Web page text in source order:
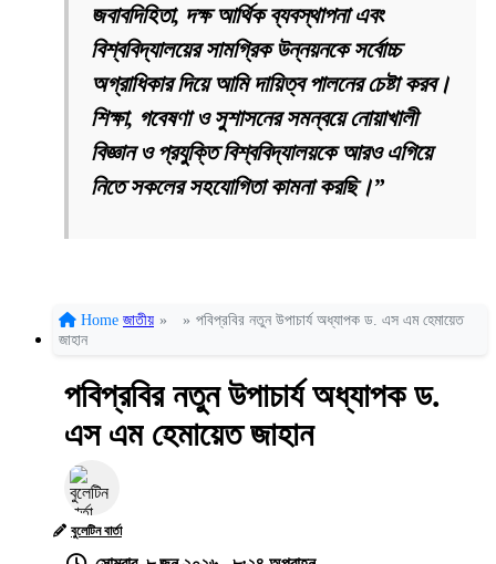
জবাবদিহিতা, দক্ষ আর্থিক ব্যবস্থাপনা এবং
বিশ্ববিদ্যালয়ের সামগ্রিক উন্নয়নকে সর্বোচ্চ
অগ্রাধিকার দিয়ে আমি দায়িত্ব পালনের চেষ্টা করব।
শিক্ষা, গবেষণা ও সুশাসনের সমন্বয়ে নোয়াখালী
বিজ্ঞান ও প্রযুক্তি বিশ্ববিদ্যালয়কে আরও এগিয়ে
নিতে সকলের সহযোগিতা কামনা করছি।”
Home জাতীয় » » পবিপ্রবির নতুন উপাচার্য অধ্যাপক ড. এস এম হেমায়েত
জাহান
পবিপ্রবির নতুন উপাচার্য অধ্যাপক ড.
এস এম হেমায়েত জাহান
বুলেটিন বার্তা